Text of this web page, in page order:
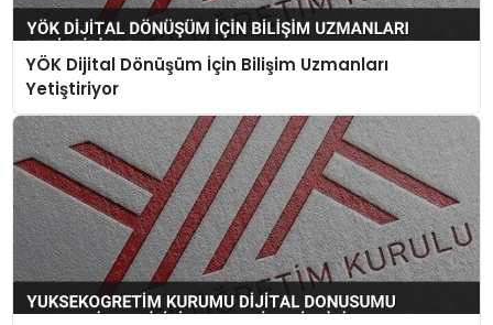
YÖK Dijital Dönüşüm İçin Bilişim Uzmanları
Yetiştiriyor